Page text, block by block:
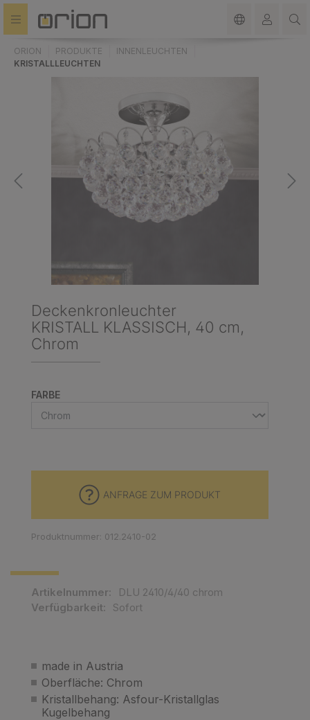
springen
ORION PRODUKTE
INNENLEUCHTEN
KRISTALLLEUCHTEN
Deckenkronleuchter
KRISTALL KLASSISCH, 40 cm,
Chrom
FARBEAUSWÄHLEN
made in Austria
Oberfläche: Chrom
Kristallbehang: Asfour-Kristallglas
Kugelbehang
Artikelnummer:
DLU 2410/4/40 chrom
Verfügbarkeit:
Sofort
ANFRAGE ZUM PRODUKT
Produktnummer: 012.2410-02